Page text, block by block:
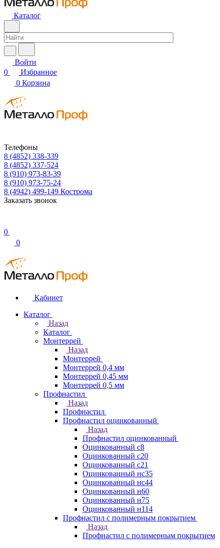
Каталог
Войти
0
Избранное
0 Корзина
Телефоны
8 (4852) 338-339
8 (4852) 337-524
8 (910) 973-83-39
8 (910) 973-75-24
8 (4942) 499-149 Кострома
Заказать звонок
0
0
Кабинет
Каталог
Назад
Каталог
Монтеррей
Назад
Монтеррей
Монтеррей 0,4 мм
Монтеррей 0,45 мм
Монтеррей 0,5 мм
Профнастил
Назад
Профнастил
Профнастил оцинкованный
Назад
Профнастил оцинкованный
Оцинкованный с8
Оцинкованный с20
Оцинкованный с21
Оцинкованный нс35
Оцинкованный нс44
Оцинкованный н60
Оцинкованный н75
Оцинкованный н114
Профнастил с полимерным покрытием
Назад
Профнастил с полимерным покрытием